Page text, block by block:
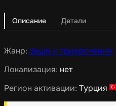
Описание Детали
Жанр: Экшн и приключения
Локализация: нет
Регион активации: Турция